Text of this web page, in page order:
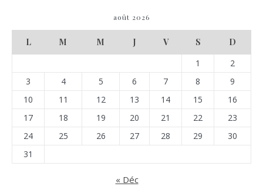
août 2026
L M M J V S
D
1
2
3
4 5 6 7 8
9
10
11 12 13 14 15
16
17
18 19 20 21 22
23
24
25 26 27 28 29
30
31
« Déc